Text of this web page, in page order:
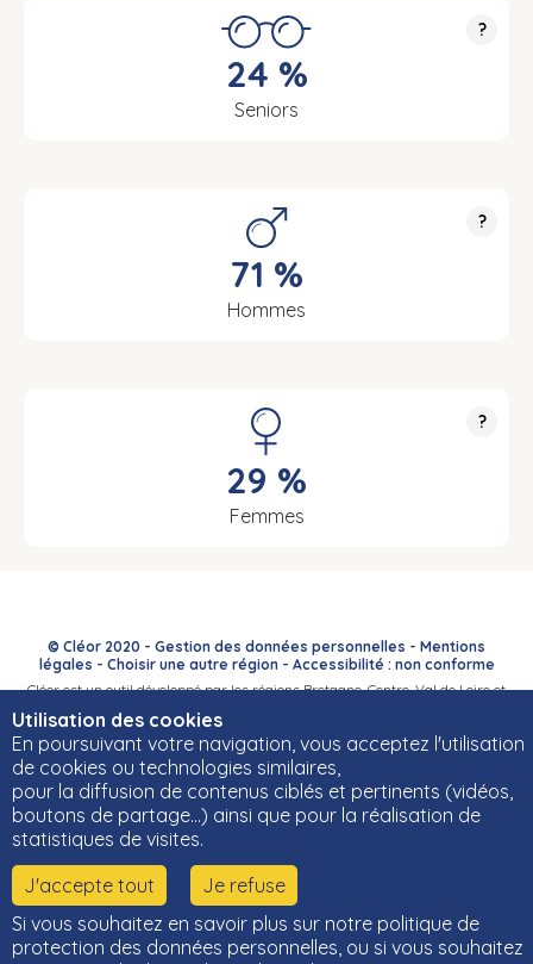
Utilisation des cookies
En poursuivant votre navigation, vous acceptez l'utilisation
de cookies ou technologies similaires,
pour la diffusion de contenus ciblés et pertinents (vidéos,
boutons de partage…) ainsi que pour la réalisation de
statistiques de visites.
J'accepte tout
Je refuse
Si vous souhaitez en savoir plus sur notre politique de
protection des données personnelles, ou si vous souhaitez
?
24 %
Seniors
?
71 %
Hommes
?
29 %
Femmes
© Cléor 2020 - Gestion des données personnelles - Mentions
légales - Choisir une autre région- Accessibilité : non conforme
Cléor est un outil développé par les régions Bretagne, Centre-Val de Loire et